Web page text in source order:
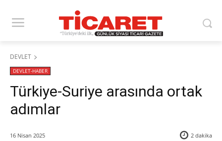
DEVLET
DEVLET-HABER
Türkiye-Suriye arasında ortak
adımlar
16 Nisan 2025 2 dakika